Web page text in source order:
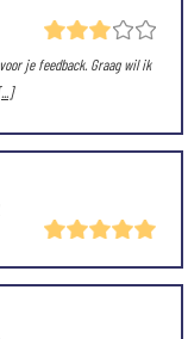
je feedback. Graag wil ik